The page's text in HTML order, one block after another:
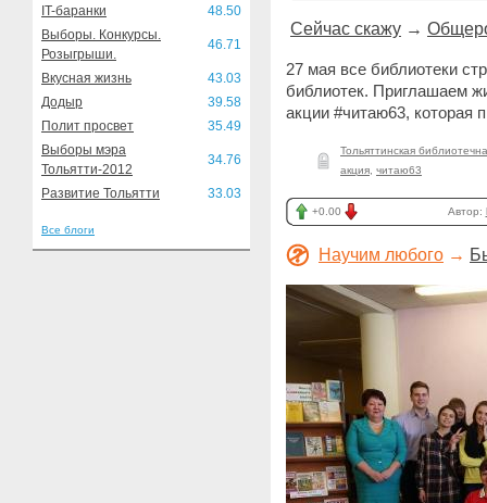
IT-баранки
48.50
Выборы. Конкурсы.
Розыгрыши.
46.71
Вкусная жизнь
43.03
Додыр
39.58
Полит просвет
35.49
Выборы мэра
Тольятти-2012
34.76
Развитие Тольятти 33.03
Все блоги
Сейчас скажу →
27 мая все библиотеки
библиотек. Приглашаем
акции #читаю63, которая
Тольяттинская
акция читаю63
+0.00 Автор:
Научим любого →